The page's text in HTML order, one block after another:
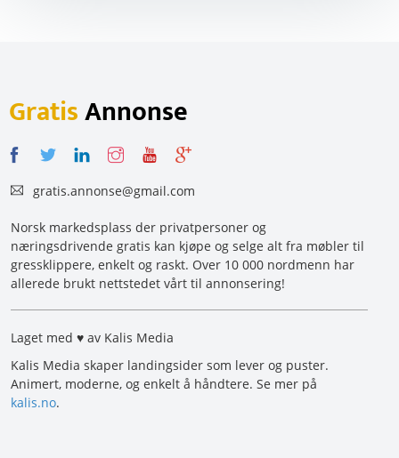
GratisAnnonse
gratis.annonse@gmail.com
Norsk markedsplass der privatpersoner og
næringsdrivende gratis kan kjøpe og selge alt fra møbler til
gressklippere, enkelt og raskt. Over 10 000 nordmenn har
allerede brukt nettstedet vårt til annonsering!
Laget med ♥ av Kalis Media
Kalis Media skaper landingsider som lever og puster.
Animert, moderne, og enkelt å håndtere. Se mer på
kalis.no.